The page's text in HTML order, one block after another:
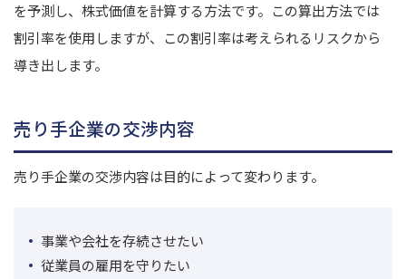
を予測し、株式価値を計算する方法です。この算出方法では
割引率を使用しますが、この割引率は考えられるリスクから
導き出します。
売り手企業の交渉内容
売り手企業の交渉内容は目的によって変わります。
事業や会社を存続させたい
従業員の雇用を守りたい